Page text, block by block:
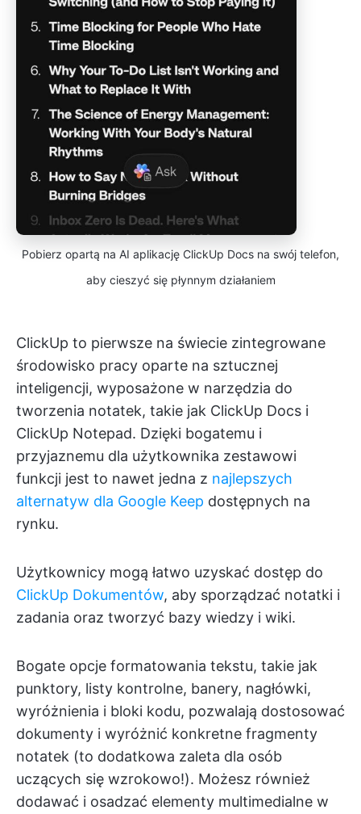
Pobierz opartą na AI aplikację ClickUp Docs na swój telefon,
aby cieszyć się płynnym działaniem
ClickUp to pierwsze na świecie zintegrowane
środowisko pracy oparte na sztucznej
inteligencji, wyposażone w narzędzia do
tworzenia notatek, takie jak ClickUp Docs i
ClickUp Notepad. Dzięki bogatemu i
przyjaznemu dla użytkownika zestawowi
funkcji jest to nawet jedna z najlepszych
alternatyw dla Google Keep dostępnych na
rynku.
Użytkownicy mogą łatwo uzyskać dostęp do
ClickUp Dokumentów, aby sporządzać notatki i
zadania oraz tworzyć bazy wiedzy i wiki.
Bogate opcje formatowania tekstu, takie jak
punktory, listy kontrolne, banery, nagłówki,
wyróżnienia i bloki kodu, pozwalają dostosować
dokumenty i wyróżnić konkretne fragmenty
notatek (to dodatkowa zaleta dla osób
uczących się wzrokowo!). Możesz również
dodawać i osadzać elementy multimedialne w